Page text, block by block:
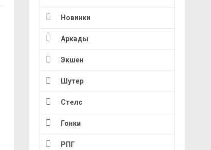
Новинки
Аркады
Экшен
Шутер
Стелс
Гонки
РПГ